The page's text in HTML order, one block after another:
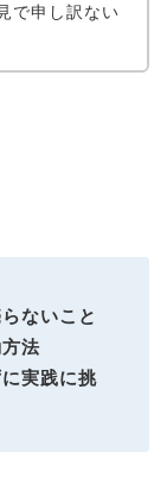
で申し訳ない
ないこと
法
実践に挑